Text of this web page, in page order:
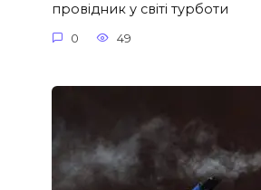
провідник у світі турботи
0 49